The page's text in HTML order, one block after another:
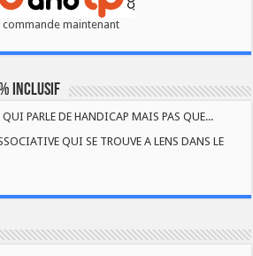
commande maintenant
INCLUSIF
PARLE DE HANDICAP MAIS PAS QUE...
QUI SE TROUVE A LENS DANS LE